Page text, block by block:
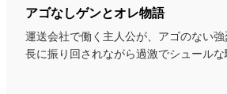
アゴなしゲンとオレ物語
運送会社で働く主人公が、アゴのない
長に振り回されながら過激でシュールな